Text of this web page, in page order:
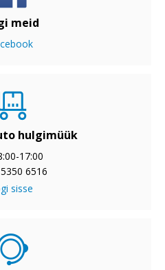
meid
hulgimüük
17:00
6516
sisse